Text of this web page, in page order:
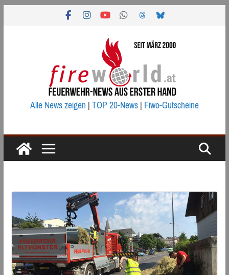
Alle News zeigen|TOP 20-News|Fiwo-Gutscheine